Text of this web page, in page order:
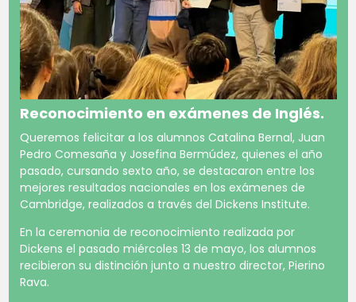
Reconocimiento en exámenes de Inglés.
Queremos felicitar a los alumnos Catalina Bernal, Juan
Pedro Comesaña y Josefina Bermúdez, quienes el año
pasado, cursando sexto año, se destacaron entre los
mejores resultados nacionales en los exámenes de
Cambridge, realizados a través del Dickens Institute.
En la ceremonia de reconocimiento realizada por
Dickens el pasado miércoles 13 de mayo, los alumnos
recibieron su distinción junto a nuestro director, Pierino
Rava.